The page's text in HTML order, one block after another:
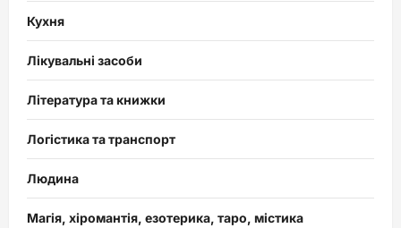
Кухня
Лікувальні засоби
Література та книжки
Логістика та транспорт
Людина
Магія, хіромантія, езотерика, таро, містика